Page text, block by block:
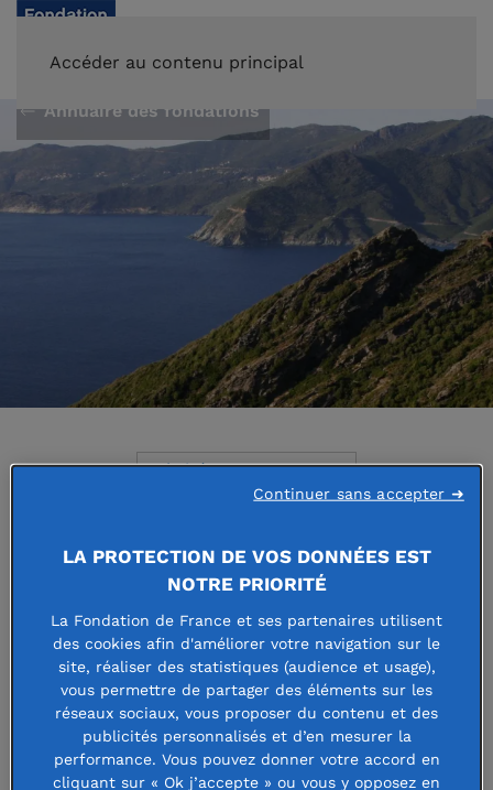
Accéder au contenu principal
Annuaire des fondations
Abritée par
Fondation Cap Corse
- -
Faire un don à cette fondation
LA PROTECTION DE VOS DONNÉES EST
NOTRE PRIORITÉ
La Fondation de France et ses partenaires utilisent
des cookies afin d'améliorer votre navigation sur le
site, réaliser des statistiques (audience et usage),
vous permettre de partager des éléments sur les
réseaux sociaux, vous proposer du contenu et des
publicités personnalisés et d’en mesurer la
performance. Vous pouvez donner votre accord en
cliquant sur « Ok j’accepte » ou vous y opposez en
Continuer sans accepter ➜